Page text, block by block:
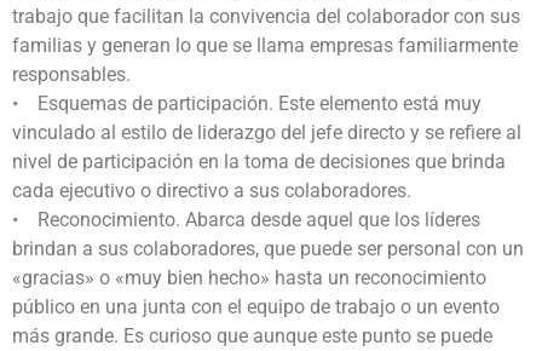
trabajo que facilitan la convivencia del colaborador con sus
familias y generan lo que se llama empresas familiarmente
responsables.
• Esquemas de participación. Este elemento está muy
vinculado al estilo de liderazgo del jefe directo y se refiere al
nivel de participación en la toma de decisiones que brinda
cada ejecutivo o directivo a sus colaboradores.
• Reconocimiento. Abarca desde aquel que los líderes
brindan a sus colaboradores, que puede ser personal con un
«gracias» o «muy bien hecho» hasta un reconocimiento
público en una junta con el equipo de trabajo o un evento
más grande. Es curioso que aunque este punto se puede